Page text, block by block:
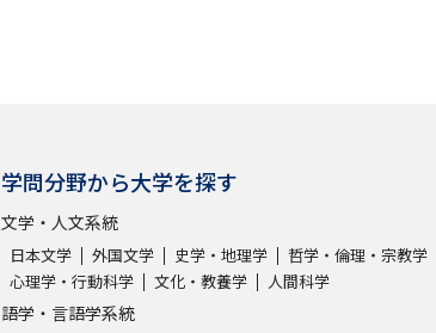
学問分野から大学を探す
文学・人文系統
日本文学 外国文学 史学・地理学
哲学・倫理・宗教学
心理学・行動科学
文化・教養学 人間科学
語学・言語学系統